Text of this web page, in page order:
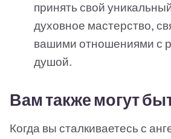
принять свой
духовное мастерство,
вашими отношениями с
душой.
Вам также могут
Когда вы сталкиваетесь с